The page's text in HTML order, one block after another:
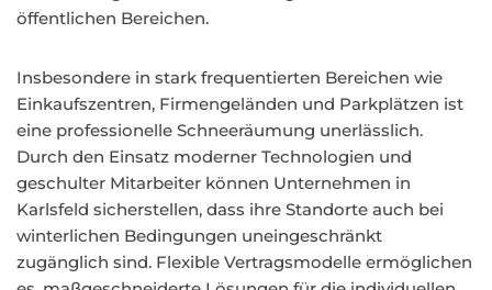
öffentlichen Bereichen.
Insbesondere in stark frequentierten Bereichen wie
Einkaufszentren, Firmengeländen und Parkplätzen ist
eine professionelle Schneeräumung unerlässlich.
Durch den Einsatz moderner Technologien und
geschulter Mitarbeiter können Unternehmen in
Karlsfeld sicherstellen, dass ihre Standorte auch bei
winterlichen Bedingungen uneingeschränkt
zugänglich sind. Flexible Vertragsmodelle ermöglichen